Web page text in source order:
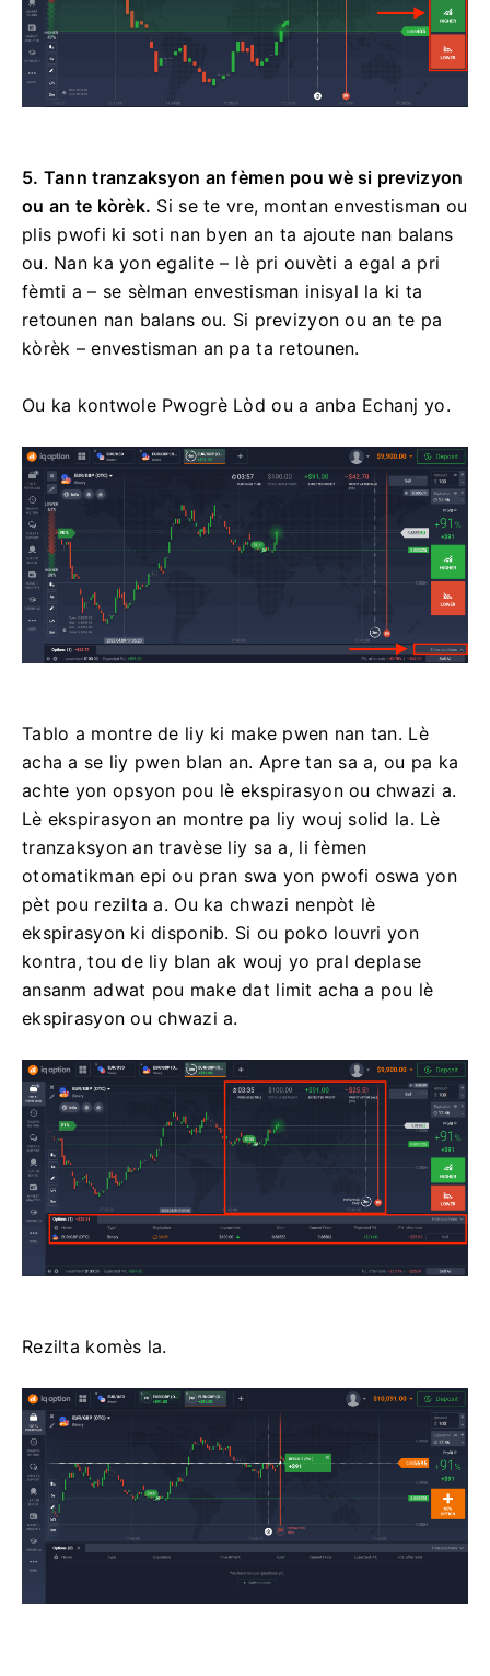
5. Tann tranzaksyon an fèmen pou wè si previzyon
ou an te kòrèk. Si se te vre, montan envestisman ou
plis pwofi ki soti nan byen an ta ajoute nan balans
ou. Nan ka yon egalite – lè pri ouvèti a egal a pri
fèmti a – se sèlman envestisman inisyal la ki ta
retounen nan balans ou. Si previzyon ou an te pa
kòrèk – envestisman an pa ta retounen.
Ou ka kontwole Pwogrè Lòd ou a anba Echanj yo.
Tablo a montre de liy ki make pwen nan tan. Lè
acha a se liy pwen blan an. Apre tan sa a, ou pa ka
achte yon opsyon pou lè ekspirasyon ou chwazi a.
Lè ekspirasyon an montre pa liy wouj solid la. Lè
tranzaksyon an travèse liy sa a, li fèmen
otomatikman epi ou pran swa yon pwofi oswa yon
pèt pou rezilta a. Ou ka chwazi nenpòt lè
ekspirasyon ki disponib. Si ou poko louvri yon
kontra, tou de liy blan ak wouj yo pral deplase
ansanm adwat pou make dat limit acha a pou lè
ekspirasyon ou chwazi a.
Rezilta komès la.